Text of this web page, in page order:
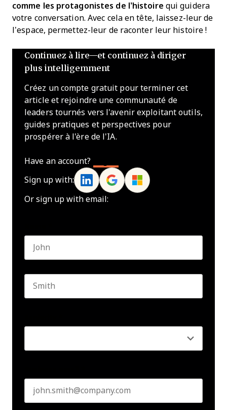
comme les protagonistes de l’histoire qui guidera
votre conversation. Avec cela en tête, laissez-leur de
l’espace, permettez-leur de raconter leur histoire !
Continuez à lire—et continuez à diriger
plus intelligemment
Créez un compte gratuit pour terminer cet
article et rejoindre une communauté de
leaders tournés vers l'avenir exploitant outils,
guides pratiques et perspectives pour
prospérer à l'ère de l'IA.
Have an account?
Sign up with:
Or sign up with email: